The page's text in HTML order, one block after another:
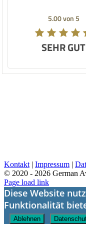
5.00 von 5
SEHR GUT
Kontakt | Impressum |
© 2020 - 2026 German
Facebook
Instagram
Page load link
Diese Website
Funktionalität
Ablehnen